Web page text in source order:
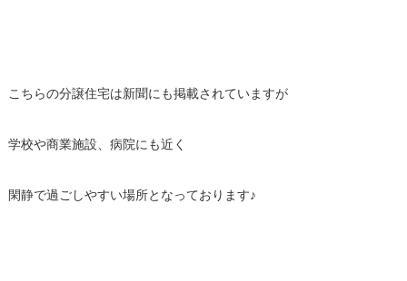
こちらの分譲住宅は新聞にも掲載されていますが
学校や商業施設、病院にも近く
閑静で過ごしやすい場所となっております♪